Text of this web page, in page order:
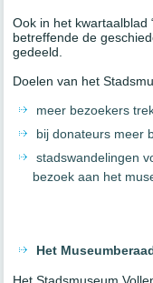
Ook in het kwartaalblad
betreffende de
gedeeld.
Doelen van het
meer bezoekers
bij donateurs meer
stadswandelingen
bezoek aan het
Het